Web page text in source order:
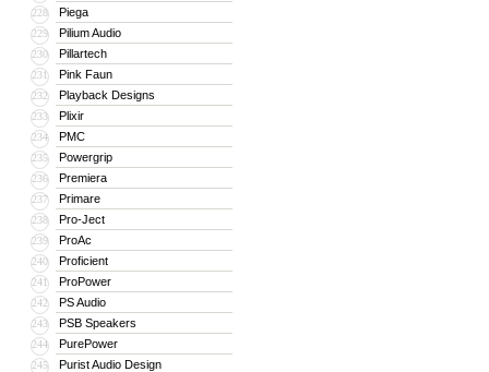
228 Piega
229 Pilium Audio
230 Pillartech
231 Pink Faun
232 Playback Designs
233 Plixir
234 PMC
235 Powergrip
236 Premiera
237 Primare
238 Pro-Ject
239 ProAc
240 Proficient
241 ProPower
242 PS Audio
243 PSB Speakers
244 PurePower
245 Purist Audio Design